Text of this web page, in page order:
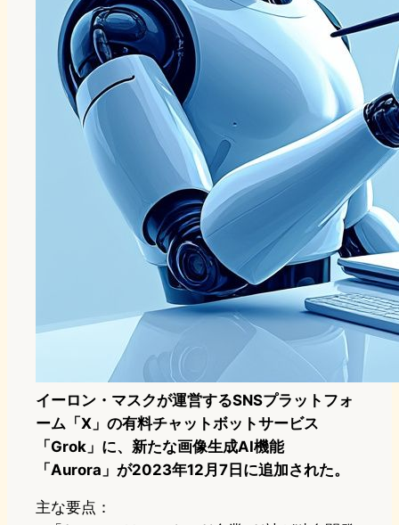
イーロン・マスクが運営するSNSプラットフォ
ーム「X」の有料チャットボットサービス
「Grok」に、新たな画像生成AI機能
「Aurora」が2023年12月7日に追加された。
主な要点：